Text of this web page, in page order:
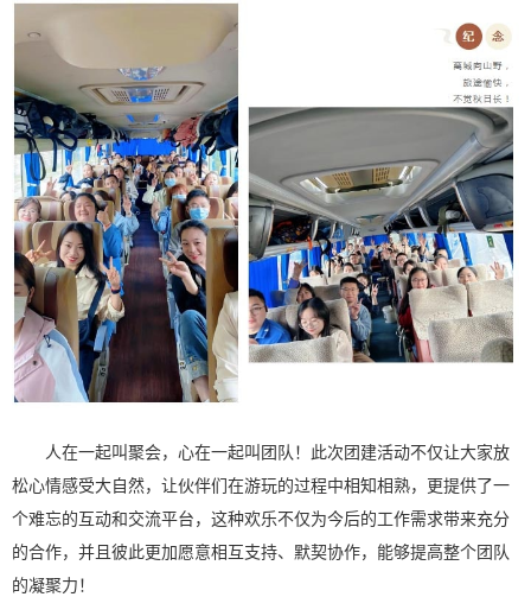
人在一起叫聚会，心在一起叫团队！此次团建活动不仅让大家放
松心情感受大自然，让伙伴们在游玩的过程中相知相熟，更提供了一
个难忘的互动和交流平台，这种欢乐不仅为今后的工作需求带来充分
的合作，并且彼此更加愿意相互支持、默契协作，能够提高整个团队
的凝聚力！